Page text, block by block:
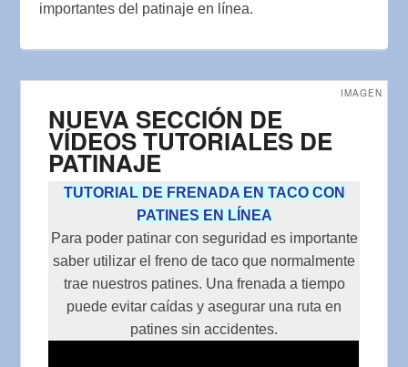
importantes del patinaje en línea.
NUEVA SECCIÓN DE
VÍDEOS TUTORIALES DE
PATINAJE
IMAGEN
TUTORIAL DE FRENADA EN TACO CON
PATINES EN LÍNEA
Para poder patinar con seguridad es importante
saber utilizar el freno de taco que normalmente
trae nuestros patines. Una frenada a tiempo
puede evitar caídas y asegurar una ruta en
patines sin accidentes.